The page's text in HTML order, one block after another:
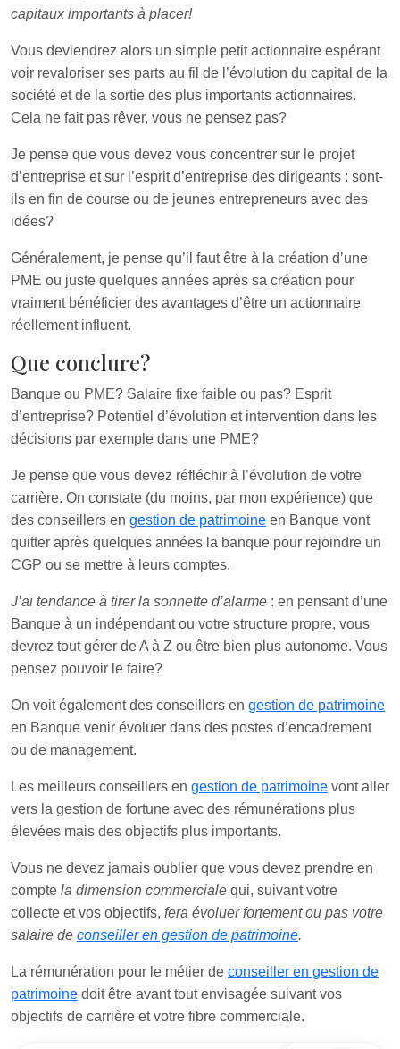
capitaux importants à placer!
Vous deviendrez alors un simple petit actionnaire espérant
voir revaloriser ses parts au fil de l’évolution du capital de la
société et de la sortie des plus importants actionnaires.
Cela ne fait pas rêver, vous ne pensez pas?
Je pense que vous devez vous concentrer sur le projet
d’entreprise et sur l’esprit d’entreprise des dirigeants : sont-
ils en fin de course ou de jeunes entrepreneurs avec des
idées?
Généralement, je pense qu’il faut être à la création d’une
PME ou juste quelques années après sa création pour
vraiment bénéficier des avantages d’être un actionnaire
réellement influent.
Que conclure?
Banque ou PME? Salaire fixe faible ou pas? Esprit
d’entreprise? Potentiel d’évolution et intervention dans les
décisions par exemple dans une PME?
Je pense que vous devez réfléchir à l’évolution de votre
carrière. On constate (du moins, par mon expérience) que
des conseillers en gestion de patrimoine en Banque vont
quitter après quelques années la banque pour rejoindre un
CGP ou se mettre à leurs comptes.
J’ai tendance à tirer la sonnette d’alarme : en pensant d’une
Banque à un indépendant ou votre structure propre, vous
devrez tout gérer de A à Z ou être bien plus autonome. Vous
pensez pouvoir le faire?
On voit également des conseillers en gestion de patrimoine
en Banque venir évoluer dans des postes d’encadrement
ou de management.
Les meilleurs conseillers en gestion de patrimoine vont aller
vers la gestion de fortune avec des rémunérations plus
élevées mais des objectifs plus importants.
Vous ne devez jamais oublier que vous devez prendre en
compte la dimension commerciale qui, suivant votre
collecte et vos objectifs, fera évoluer fortement ou pas votre
salaire de conseiller en gestion de patrimoine.
La rémunération pour le métier de conseiller en gestion de
patrimoine doit être avant tout envisagée suivant vos
objectifs de carrière et votre fibre commerciale.